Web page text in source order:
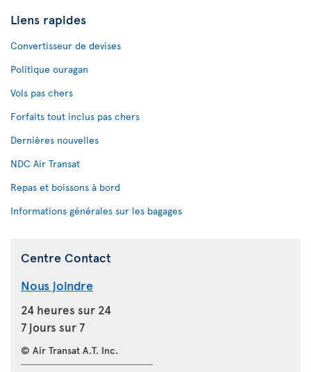
Liens rapides
Convertisseur de devises
Politique ouragan
Vols pas chers
Forfaits tout inclus pas chers
Dernières nouvelles
NDC Air Transat
Repas et boissons à bord
Informations générales sur les bagages
Centre Contact
Nous joindre
24 heures sur 24
7 jours sur 7
© Air Transat A.T. Inc.